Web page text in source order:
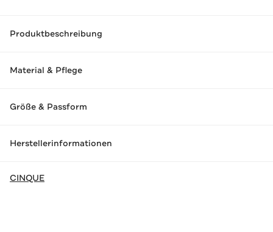
Produktbeschreibung
Material & Pflege
Größe & Passform
Herstellerinformationen
CINQUE